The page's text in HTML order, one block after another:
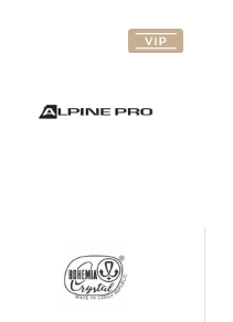
Bohemia
Crystal
Boxeur
des
Rues